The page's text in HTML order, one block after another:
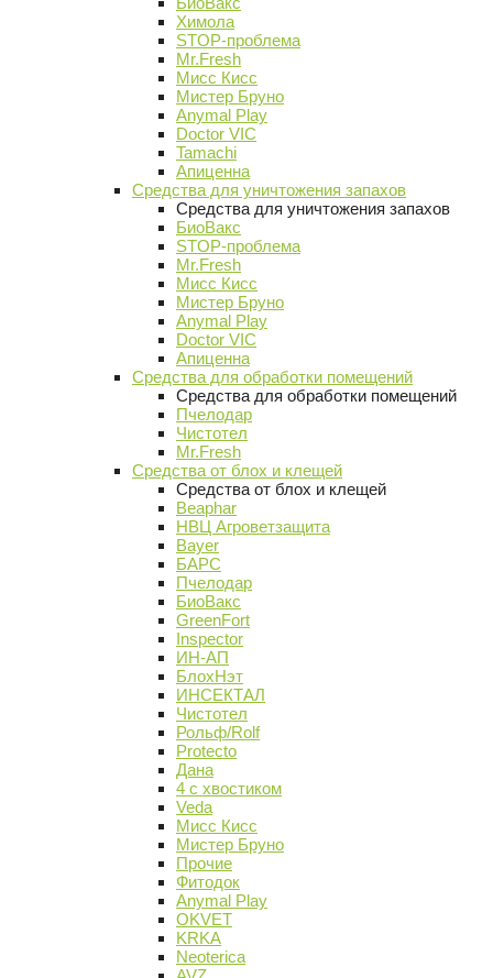
Химола
STOP-проблема
Mr.Fresh
Мисс Кисс
Мистер Бруно
Anymal Play
Doctor VIC
Tamachi
Апиценна
Средства для уничтожения запахов
Средства для уничтожения запахов
БиоВакс
STOP-проблема
Mr.Fresh
Мисс Кисс
Мистер Бруно
Anymal Play
Doctor VIC
Апиценна
Средства для обработки помещений
Средства для обработки помещений
Пчелодар
Чистотел
Mr.Fresh
Средства от блох и клещей
Средства от блох и клещей
Beaphar
НВЦ Агроветзащита
Bayer
БАРС
Пчелодар
БиоВакс
GreenFort
Inspector
ИН-АП
БлохНэт
ИНСЕКТАЛ
Чистотел
Рольф/Rolf
Protecto
Дана
4 с хвостиком
Veda
Мисс Кисс
Мистер Бруно
Прочие
Фитодок
Anymal Play
OKVET
KRKA
Neoterica